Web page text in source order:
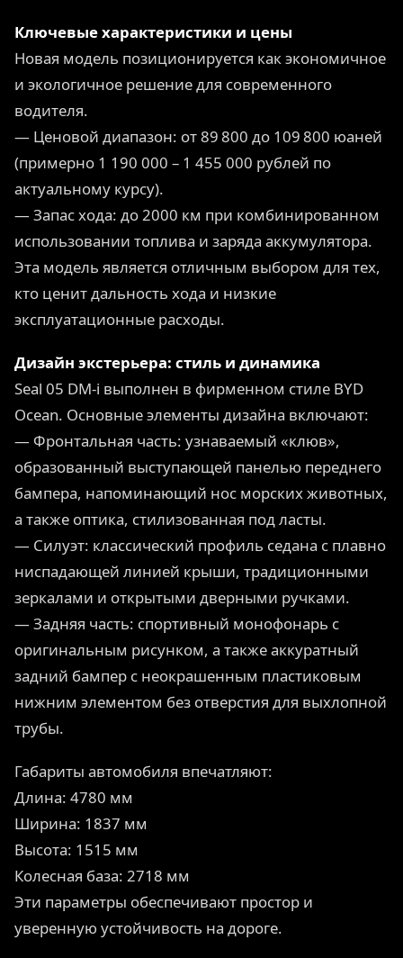
Ключевые характеристики и цены
Новая модель позиционируется как экономичное
и экологичное решение для современного
водителя.
— Ценовой диапазон: от 89 800 до 109 800 юаней
(примерно 1 190 000 – 1 455 000 рублей по
актуальному курсу).
— Запас хода: до 2000 км при комбинированном
использовании топлива и заряда аккумулятора.
Эта модель является отличным выбором для тех,
кто ценит дальность хода и низкие
эксплуатационные расходы.
Дизайн экстерьера: стиль и динамика
Seal 05 DM-i выполнен в фирменном стиле BYD
Ocean. Основные элементы дизайна включают:
— Фронтальная часть: узнаваемый «клюв»,
образованный выступающей панелью переднего
бампера, напоминающий нос морских животных,
а также оптика, стилизованная под ласты.
— Силуэт: классический профиль седана с плавно
ниспадающей линией крыши, традиционными
зеркалами и открытыми дверными ручками.
— Задняя часть: спортивный монофонарь с
оригинальным рисунком, а также аккуратный
задний бампер с неокрашенным пластиковым
нижним элементом без отверстия для выхлопной
трубы.
Габариты автомобиля впечатляют:
Длина: 4780 мм
Ширина: 1837 мм
Высота: 1515 мм
Колесная база: 2718 мм
Эти параметры обеспечивают простор и
уверенную устойчивость на дороге.